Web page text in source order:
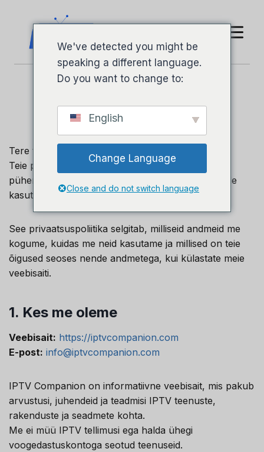
PrivaatsusPoliitika
Tere tulemast
Teie privaatsus on meile oluline ning me oleme
pühendunud teie isikuandmete turvalisuse ja nende
kasutamise läbipaistvuse tagamisele.
See privaatsuspoliitika selgitab, milliseid andmeid me
kogume, kuidas me neid kasutame ja millised on teie
õigused seoses nende andmetega, kui külastate meie
veebisaiti.
1. Kes me oleme
Veebisait: https://iptvcompanion.com
E-post: info@iptvcompanion.com
IPTV Companion on informatiivne veebisait, mis pakub
arvustusi, juhendeid ja teadmisi IPTV teenuste,
rakenduste ja seadmete kohta.
Me ei müü IPTV tellimusi ega halda ühegi
voogedastuskontoga seotud teenuseid.
We've detected you might be
speaking a different language.
Do you want to change to:
English
Change Language
Close and do not switch language